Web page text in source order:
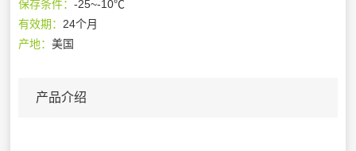
保存条件：-25~-10℃
有效期：24个月
产地：美国
产品介绍